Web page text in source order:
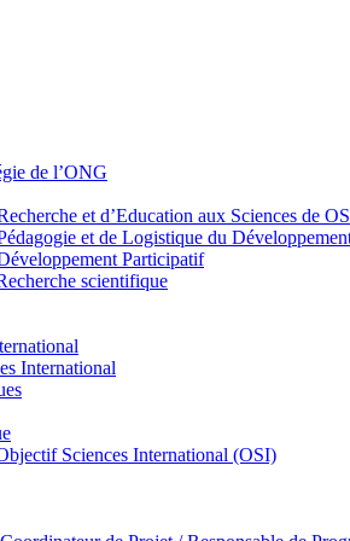
de l’ONG
et d’Education aux Sciences de
et de Logistique du
Participatif
scientifique
International
Sciences International (OSI)